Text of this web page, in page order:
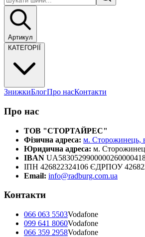
Артикул
КАТЕГОРІЇ
ЗнижкиБлогПро насКонтакти
Про нас
ТОВ "СТОРТАЙРЕС"
Фізична адреса: м. Сторожинець,
Юридична адреса: м.
IBAN
ІПН 426822324106 ЄДРПОУ
Email: info@radburg.com.ua
Контакти
066 063 5503Vodafone
099 641 8060Vodafone
066 359 2958Vodafone